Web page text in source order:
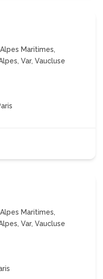
Alpes Maritimes,
, Var, Vaucluse
Alpes Maritimes,
, Var, Vaucluse